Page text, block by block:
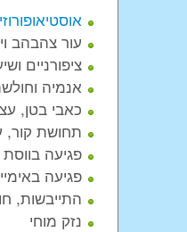
עור צהבהב
ציפורניים
אנמיה
כאבי בטן,
תחושת קור,
פגיעה
פגיעה
התייבשות,
נזק מוחי